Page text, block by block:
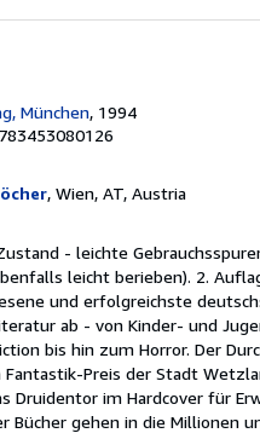
München, 1994
, Wien, AT, Austria
- leichte
leicht berieben). 2.
und erfolgreichste
ab - von Kinder- und
bis hin zum Horror. Der
Preis der Stadt
Druidentor im Hardcover für
Bücher gehen in die Millionen